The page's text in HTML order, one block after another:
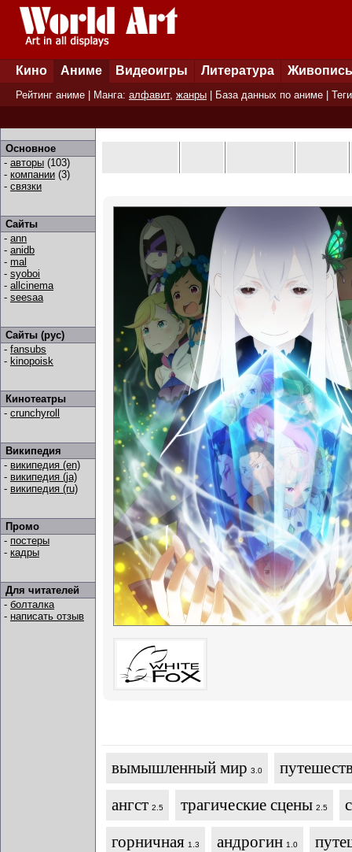
Кино Аниме Видеоигры Литература Живопись
Рейтинг аниме | Манга: алфавит, жанры База данных по аниме Теги
Основное
- авторы (103)
- компании (3)
- связки
Сайты
- ann
- anidb
- mal
- syoboi
- allcinema
- seesaa
Сайты (рус)
- fansubs
- kinopoisk
Кинотеатры
- crunchyroll
Википедия
- википедия (en)
- википедия (ja)
- википедия (ru)
Промо
- постеры
- кадры
Для читателей
- болталка
- написать отзыв
вымышленный мир 3.0
ангст 2.5 трагические сцены 2.5
горничная 1.3 андрогин 1.0